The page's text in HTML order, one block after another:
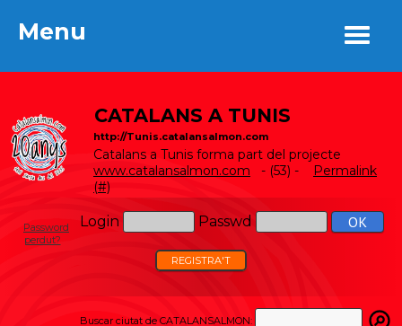
Menu
CATALANS A TUNIS
http://Tunis.catalansalmon.com
Catalans a Tunis forma part del projecte
www.catalansalmon.com - (53) - Permalink
(#)
Login Passwd
Password
perdut?
REGISTRA'T
Buscar ciutat de CATALANSALMON:
Menu